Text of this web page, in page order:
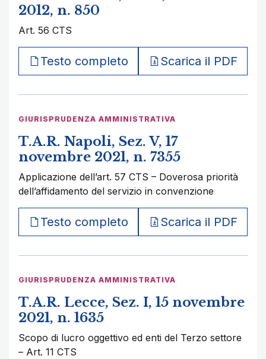
2012, n. 850
Art. 56 CTS
Testo completo Scarica il PDF
GIURISPRUDENZA AMMINISTRATIVA
T.A.R. Napoli, Sez. V, 17
novembre 2021, n. 7355
Applicazione dell’art. 57 CTS – Doverosa priorità
dell’affidamento del servizio in convenzione
Testo completo Scarica il PDF
GIURISPRUDENZA AMMINISTRATIVA
T.A.R. Lecce, Sez. I, 15 novembre
2021, n. 1635
Scopo di lucro oggettivo ed enti del Terzo settore
– Art. 11 CTS